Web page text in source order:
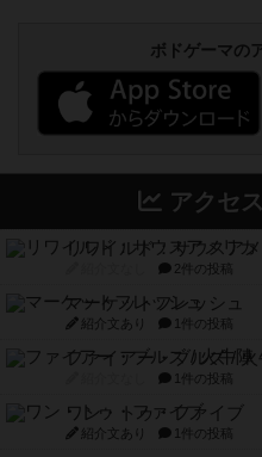
ボドゲーマの
アクセ
リワイルド：サウスア
2件の投稿
マーケットフレッシュ
紹介文あり 1件の投稿
ファイアー・ブルズ / 火
1件の投稿
ワン・トゥ・ファイブ
紹介文あり 1件の投稿